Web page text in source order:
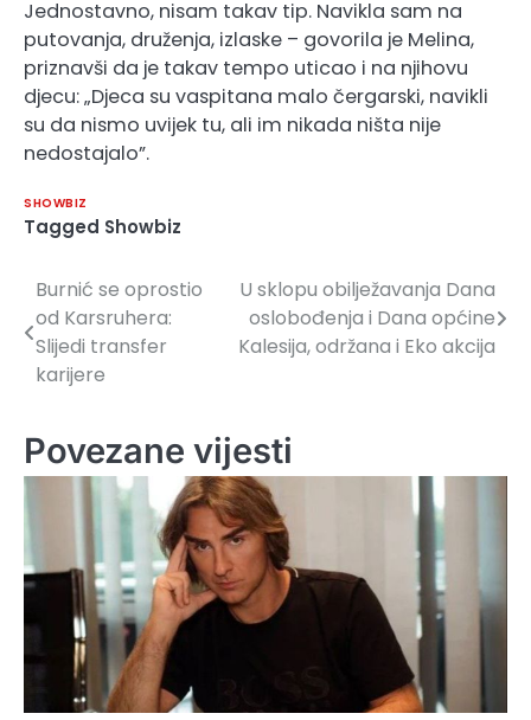
Jednostavno, nisam takav tip. Navikla sam na
putovanja, druženja, izlaske – govorila je Melina,
priznavši da je takav tempo uticao i na njihovu
djecu: „Djeca su vaspitana malo čergarski, navikli
su da nismo uvijek tu, ali im nikada ništa nije
nedostajalo”.
SHOWBIZ
Tagged Showbiz
Navigacija
članaka
Burnić se oprostio
od Karsruhera:
Slijedi transfer
karijere
U sklopu obilježavanja Dana
oslobođenja i Dana općine
Kalesija, održana i Eko akcija
Povezane vijesti